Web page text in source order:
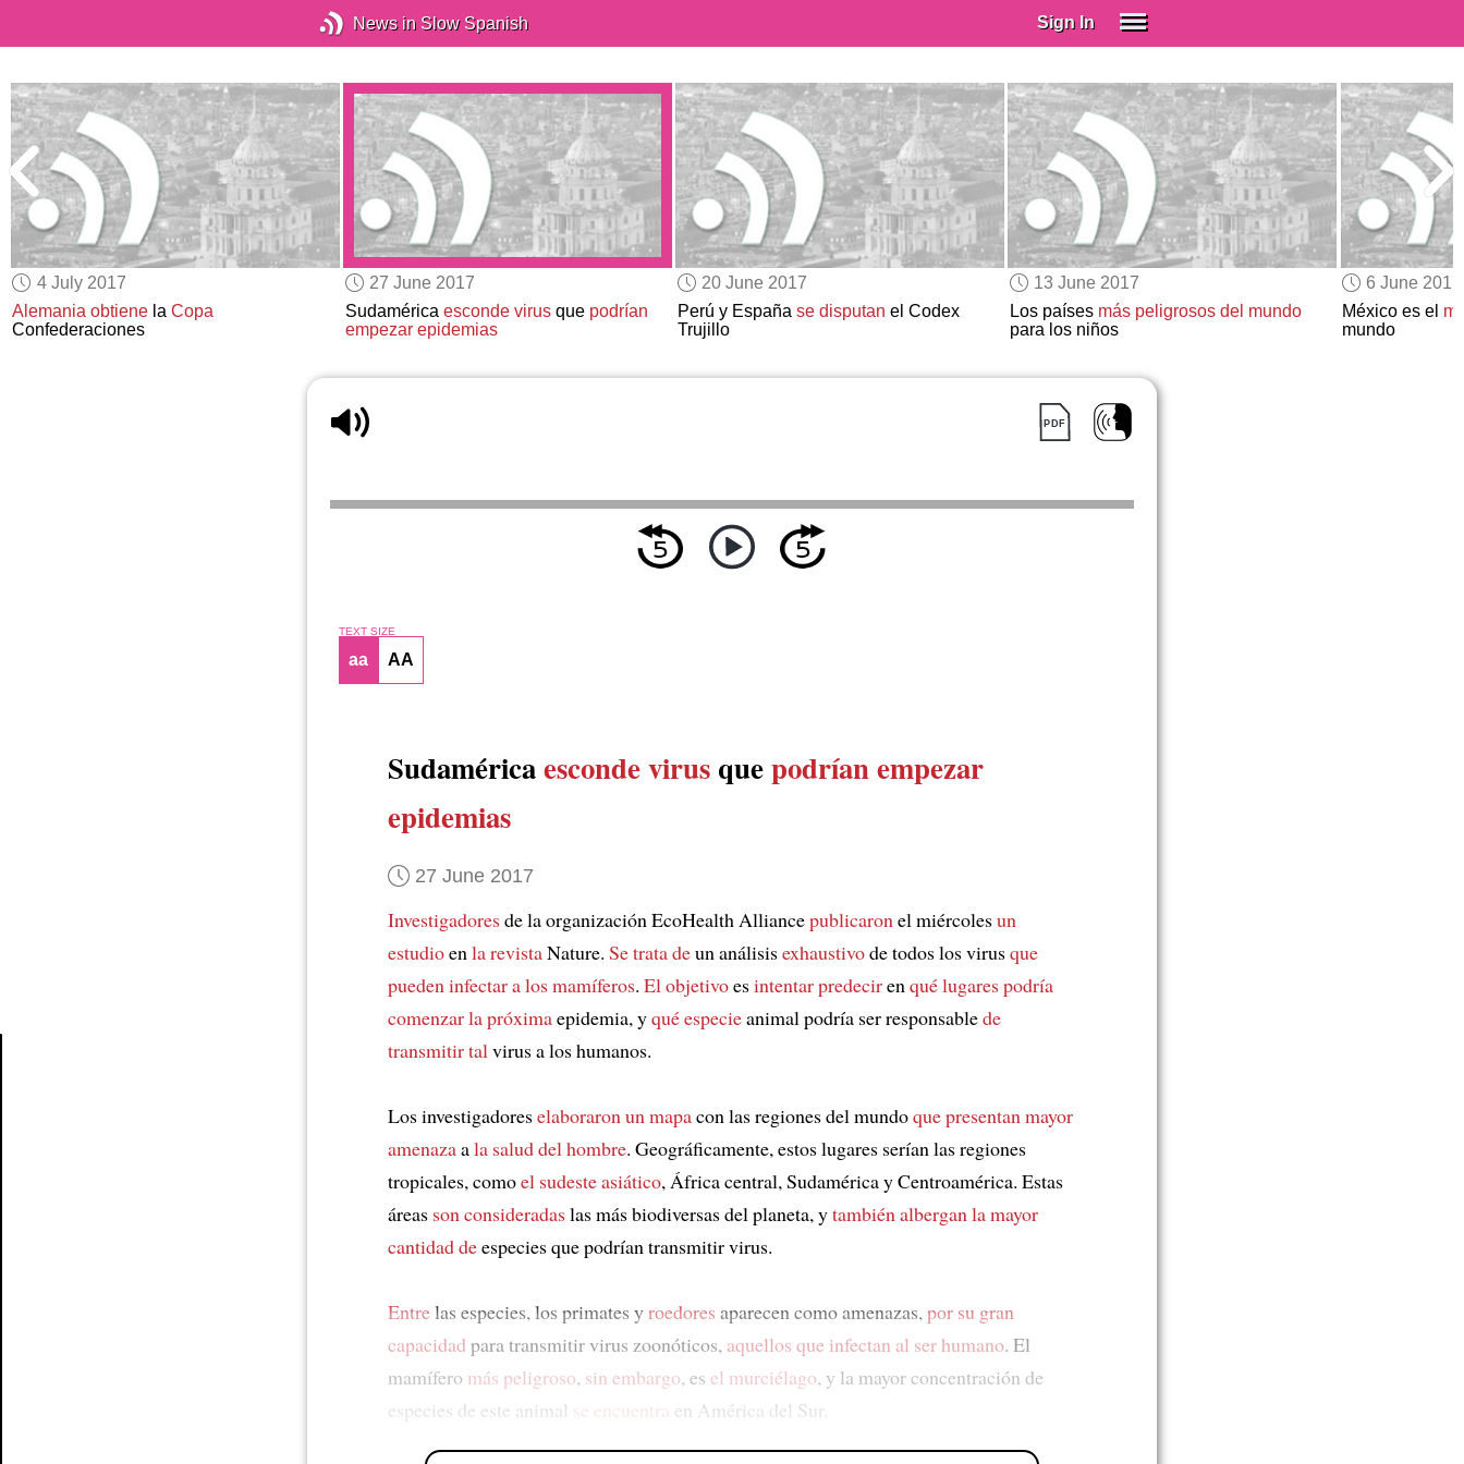
News in Slow Spanish Sign In
Spanish (Spain)
Spanish (Latino)
SUBSCRIBE
EDUCATIONAL LICENSES
GIFT CARDS
OTHER LANGUAGES
4 July 2017
Alemania obtiene laCopa
Confederaciones
27 June 2017
Sudamérica esconde virusque podrían
empezar epidemias
20 June 2017
Perú y España se disputan el Codex
Trujillo
13 June 2017
Los países más peligrosos del mundo
para los niños
6 June 2017
México es el
mundo
TEXT SIZE
aa AA
Sudaméricaesconde virus quepodrían empezar
epidemias
27 June 2017
Investigadoresde la organización EcoHealth Alliancepublicaronel miércolesun
estudioenla revistaNature. Se trata deun análisisexhaustivode todos los virusque
pueden infectar a los mamíferos. El objetivoesintentar predecirenqué lugarespodría
comenzar la próximaepidemia, yqué especieanimal podría ser responsablede
transmitir talvirus a los humanos.
Los investigadoreselaboraron un mapacon las regiones del mundoque presentan mayor
amenazaala salud del hombre. Geográficamente, estos lugares serían las regiones
tropicales, comoel sudeste asiático, África central, Sudamérica y Centroamérica. Estas
áreas son consideradaslas más biodiversas del planeta, ytambién alberganla mayor
cantidad deespecies que podrían transmitir virus.
Entrelas especies, los primates yroedores aparecen como amenazas,por su gran
capacidad para transmitir virus zoonóticos, aquellos que infectan al ser humano. El
mamífero más peligroso, sin embargo, es el murciélago, y la mayor concentración de
especies de este animal se encuentra en América del Sur.